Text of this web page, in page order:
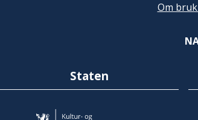
Om
Staten